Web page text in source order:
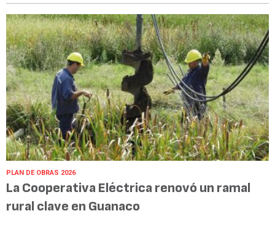
PLAN DE OBRAS 2026
La Cooperativa Eléctrica renovó un ramal
rural clave en Guanaco